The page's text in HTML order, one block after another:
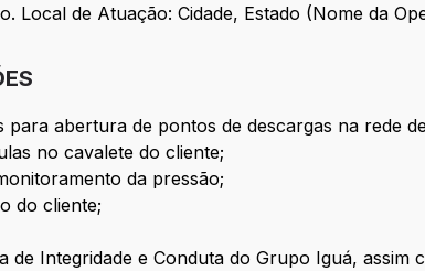
Local de Atuação: Cidade, Estado (Nome da
abertura de pontos de descargas na rede
no cavalete do cliente;
da pressão;
do cliente;
de Integridade e Conduta do Grupo Iguá,